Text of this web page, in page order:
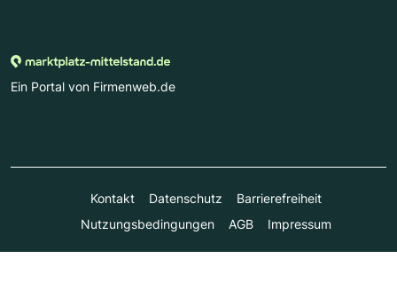
Ein Portal von Firmenweb.de
Kontakt Datenschutz
Barrierefreiheit
Nutzungsbedingungen
AGB Impressum